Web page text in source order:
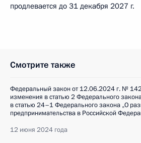
продлевается до 31 декабря 2027 г.
Смотрите также
Федеральный закон от 12.06.2024 г. №
изменения в статью 2 Федерального
в статью 24–1 Федерального закона „О
предпринимательства в Российской
12 июня 2024 года